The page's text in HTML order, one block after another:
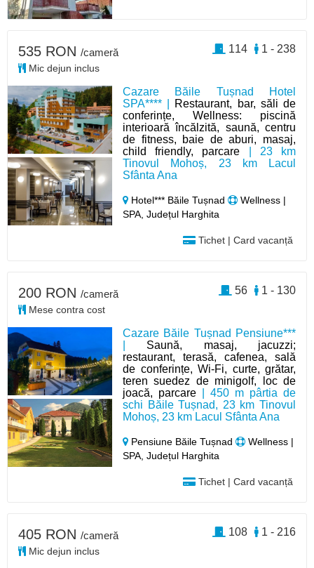
Cazare Băile Tușnad Hotel
SPA**** | Restaurant, bar, săli de
conferințe, Wellness: piscină
interioară încălzită, saună, centru
de fitness, baie de aburi, masaj,
child friendly, parcare | 23 km
Tinovul Mohoș, 23 km Lacul
Sfânta Ana
Hotel*** Băile Tușnad
Wellness |
SPA, Județul Harghita
Tichet | Card vacanță
535 RON /cameră
Mic dejun inclus
1 - 238
114
Cazare Băile Tușnad Pensiune***
Saună, masaj, jacuzzi;
restaurant, terasă, cafenea, sală
de conferințe, Wi-Fi, curte, grătar,
teren suedez de minigolf, loc de
joacă, parcare | 450 m pârtia de
schi Băile Tușnad, 23 km Tinovul
Mohoș, 23 km Lacul Sfânta Ana
Pensiune Băile Tușnad
Wellness |
SPA, Județul Harghita
Tichet | Card vacanță
200 RON /cameră
Mese contra cost
1 - 130
56
405 RON /cameră
Mic dejun inclus
1 - 216
108